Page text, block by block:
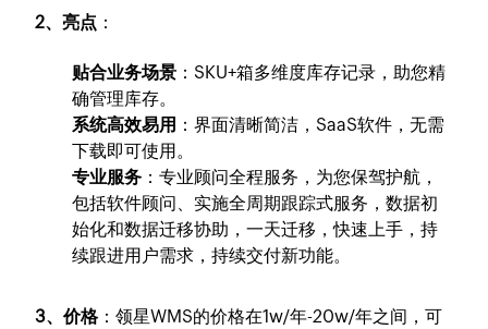
2、亮点 ：
贴合业务场景 ：SKU+箱多维度库存记录，助您精
确管理库存。
系统高效易用 ：界面清晰简洁，SaaS软件，无需
下载即可使用。
专业服务 ：专业顾问全程服务，为您保驾护航，
包括软件顾问、实施全周期跟踪式服务，数据初
始化和数据迁移协助，一天迁移，快速上手，持
续跟进用户需求，持续交付新功能。
3、价格：领星WMS的价格在1w/年-20w/年之间，可